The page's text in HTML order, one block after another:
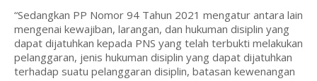
“Sedangkan PP Nomor 94 Tahun 2021 mengatur antara lain
mengenai kewajiban, larangan, dan hukuman disiplin yang
dapat dijatuhkan kepada PNS yang telah terbukti melakukan
pelanggaran, jenis hukuman disiplin yang dapat dijatuhkan
terhadap suatu pelanggaran disiplin, batasan kewenangan